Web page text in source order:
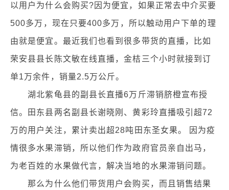
以用户为什么会购买?因为便宜，如果正常去中介买要
500多万，现在只要400多万，所以触动用户下单的理
由就是便宜。最近我们也看到很多带货的直播，比如
荣安县县长陈文敏在线直播，金桔三个小时就接到订
单1万余件，销量2.5万公斤。
湖北紫龟县的副县长直播6万斤滞销脐橙宣布授
信。田东县两名副县长谢晓刚、黄彩玲直播吸引超72
万的用户关注，累计卖出超28吨田东圣女果。 因为疫
情很多水果滞销，所以他们作为政府官员亲自出马，
为老百姓的水果做代言，解决当地的水果滞销问题。
那么为什么他们带货用户会购买，而且销售结果